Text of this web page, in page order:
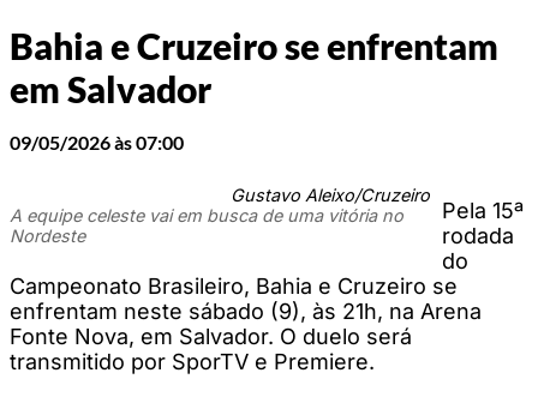
Bahia e Cruzeiro se enfrentam
em Salvador
09/05/2026 às 07:00
Gustavo Aleixo/Cruzeiro
A equipe celeste vai em busca de uma vitória no
Nordeste
Pela 15ª
rodada
do
Campeonato Brasileiro, Bahia e Cruzeiro se
enfrentam neste sábado (9), às 21h, na Arena
Fonte Nova, em Salvador. O duelo será
transmitido por SporTV e Premiere.